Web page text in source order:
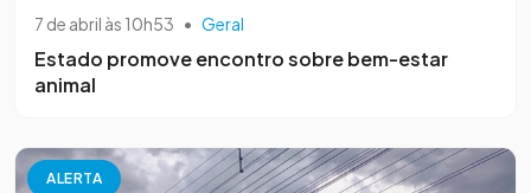
7 de abril às 10h53 • Geral
Estado promove encontro sobre bem-estar
animal
ALERTA